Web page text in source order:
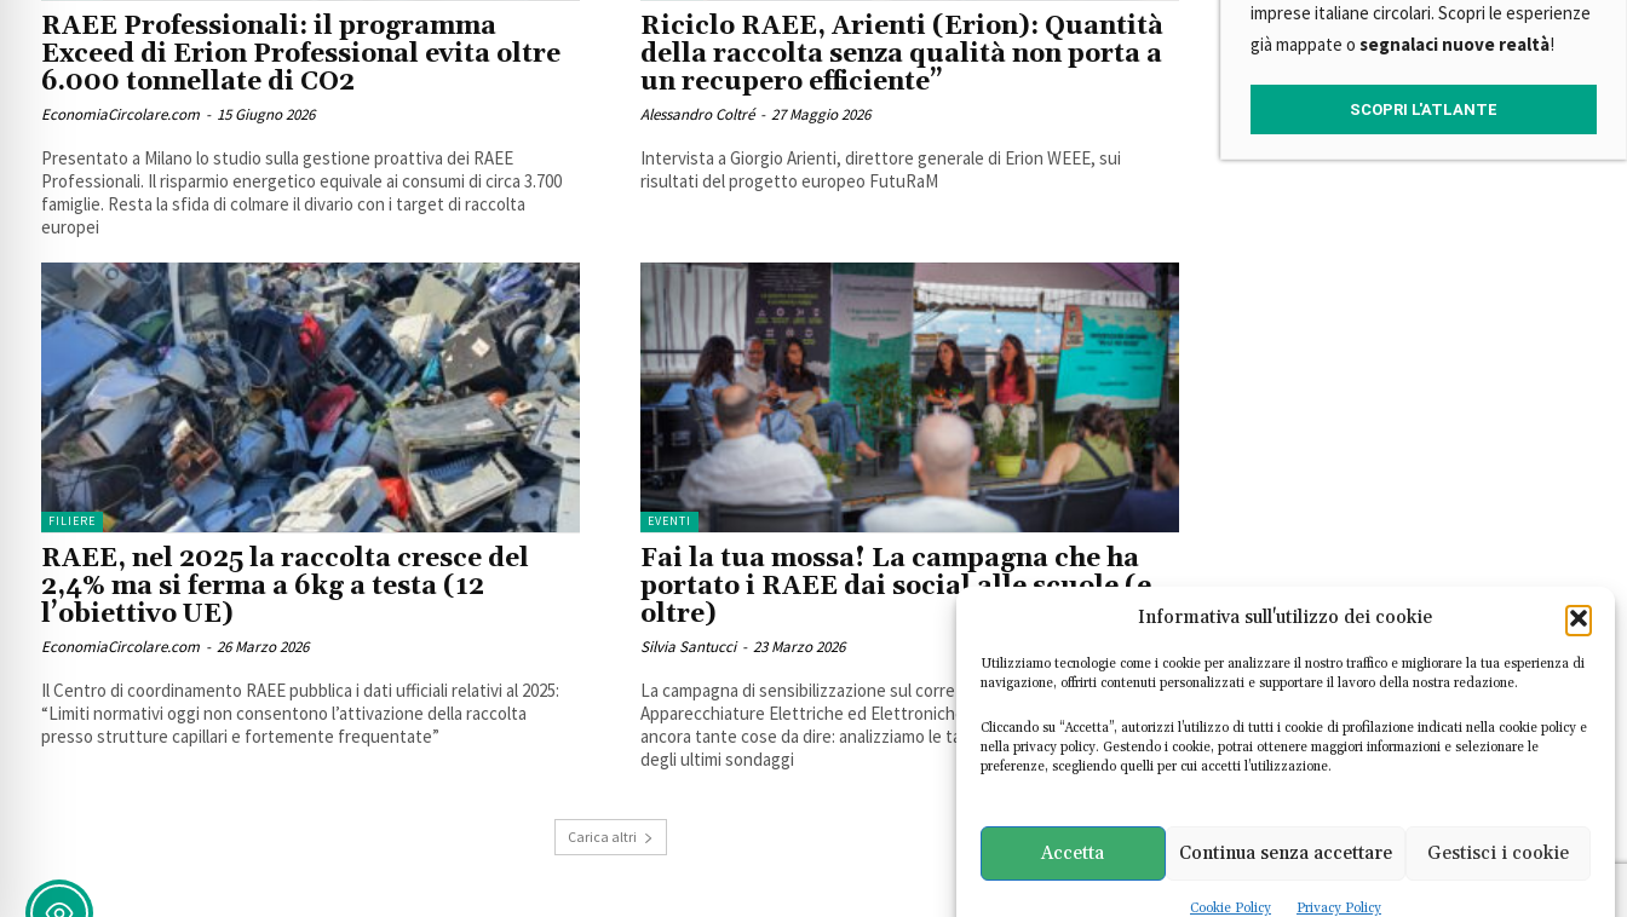
Informativa sull'utilizzo dei cookie
Utilizziamo tecnologie come i cookie per analizzare il nostro traffico e migliorare la tua esperienza di
navigazione, offrirti contenuti personalizzati e supportare il lavoro della nostra redazione.
Cliccando su “Accetta”, autorizzi l’utilizzo di tutti i cookie di profilazione indicati nella cookie policy e
nella privacy policy. Gestendo i cookie, potrai ottenere maggiori informazioni e selezionare le
preferenze, scegliendo quelli per cui accetti l’utilizzazione.
Accetta Continua senza accettare Gestisci i cookie
Cookie Policy Privacy Policy
RAEE Professionali: il programma
Exceed di Erion Professional evita oltre
6.000 tonnellate di CO2
EconomiaCircolare.com - 15 Giugno 2026
Presentato a Milano lo studio sulla gestione proattiva dei RAEE
Professionali. Il risparmio energetico equivale ai consumi di circa 3.700
famiglie. Resta la sfida di colmare il divario con i target di raccolta
europei
Riciclo RAEE, Arienti (Erion): Quantità
della raccolta senza qualità non porta a
un recupero efficiente”
Alessandro Coltré - 27 Maggio 2026
Intervista a Giorgio Arienti, direttore generale di Erion WEEE, sui
risultati del progetto europeo FutuRaM
FILIERE
RAEE, nel 2025 la raccolta cresce del
2,4% ma si ferma a 6kg a testa (12
l’obiettivo UE)
EconomiaCircolare.com - 26 Marzo 2026
Il Centro di coordinamento RAEE pubblica i dati ufficiali relativi al 2025:
“Limiti normativi oggi non consentono l’attivazione della raccolta
presso strutture capillari e fortemente frequentate”
EVENTI
Fai la tua mossa! La campagna che ha
portato i RAEE dai social alle scuole (e
oltre)
Silvia Santucci - 23 Marzo 2026
La campagna di sensibilizzazione sul corretto conferimento di Rifiuti di
Apparecchiature Elettriche ed Elettroniche è giunta al termine ma ha
ancora tante cose da dire: analizziamo le tappe fondamentali e i risultati
degli ultimi sondaggi
Carica altri
imprese italiane circolari. Scopri le esperienze
già mappate o segnalaci nuove realtà!
SCOPRI L'ATLANTE